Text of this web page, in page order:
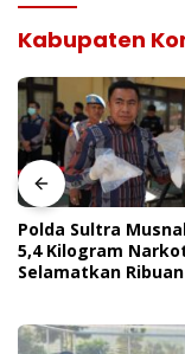
Kabupaten
Polda Sultra
5,4 Kilogram
Selamatkan